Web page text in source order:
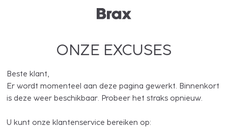
ONZE EXCUSES
Beste klant,
Er wordt momenteel aan deze pagina gewerkt. Binnenkort
is deze weer beschikbaar. Probeer het straks opnieuw.
U kunt onze klantenservice bereiken op: